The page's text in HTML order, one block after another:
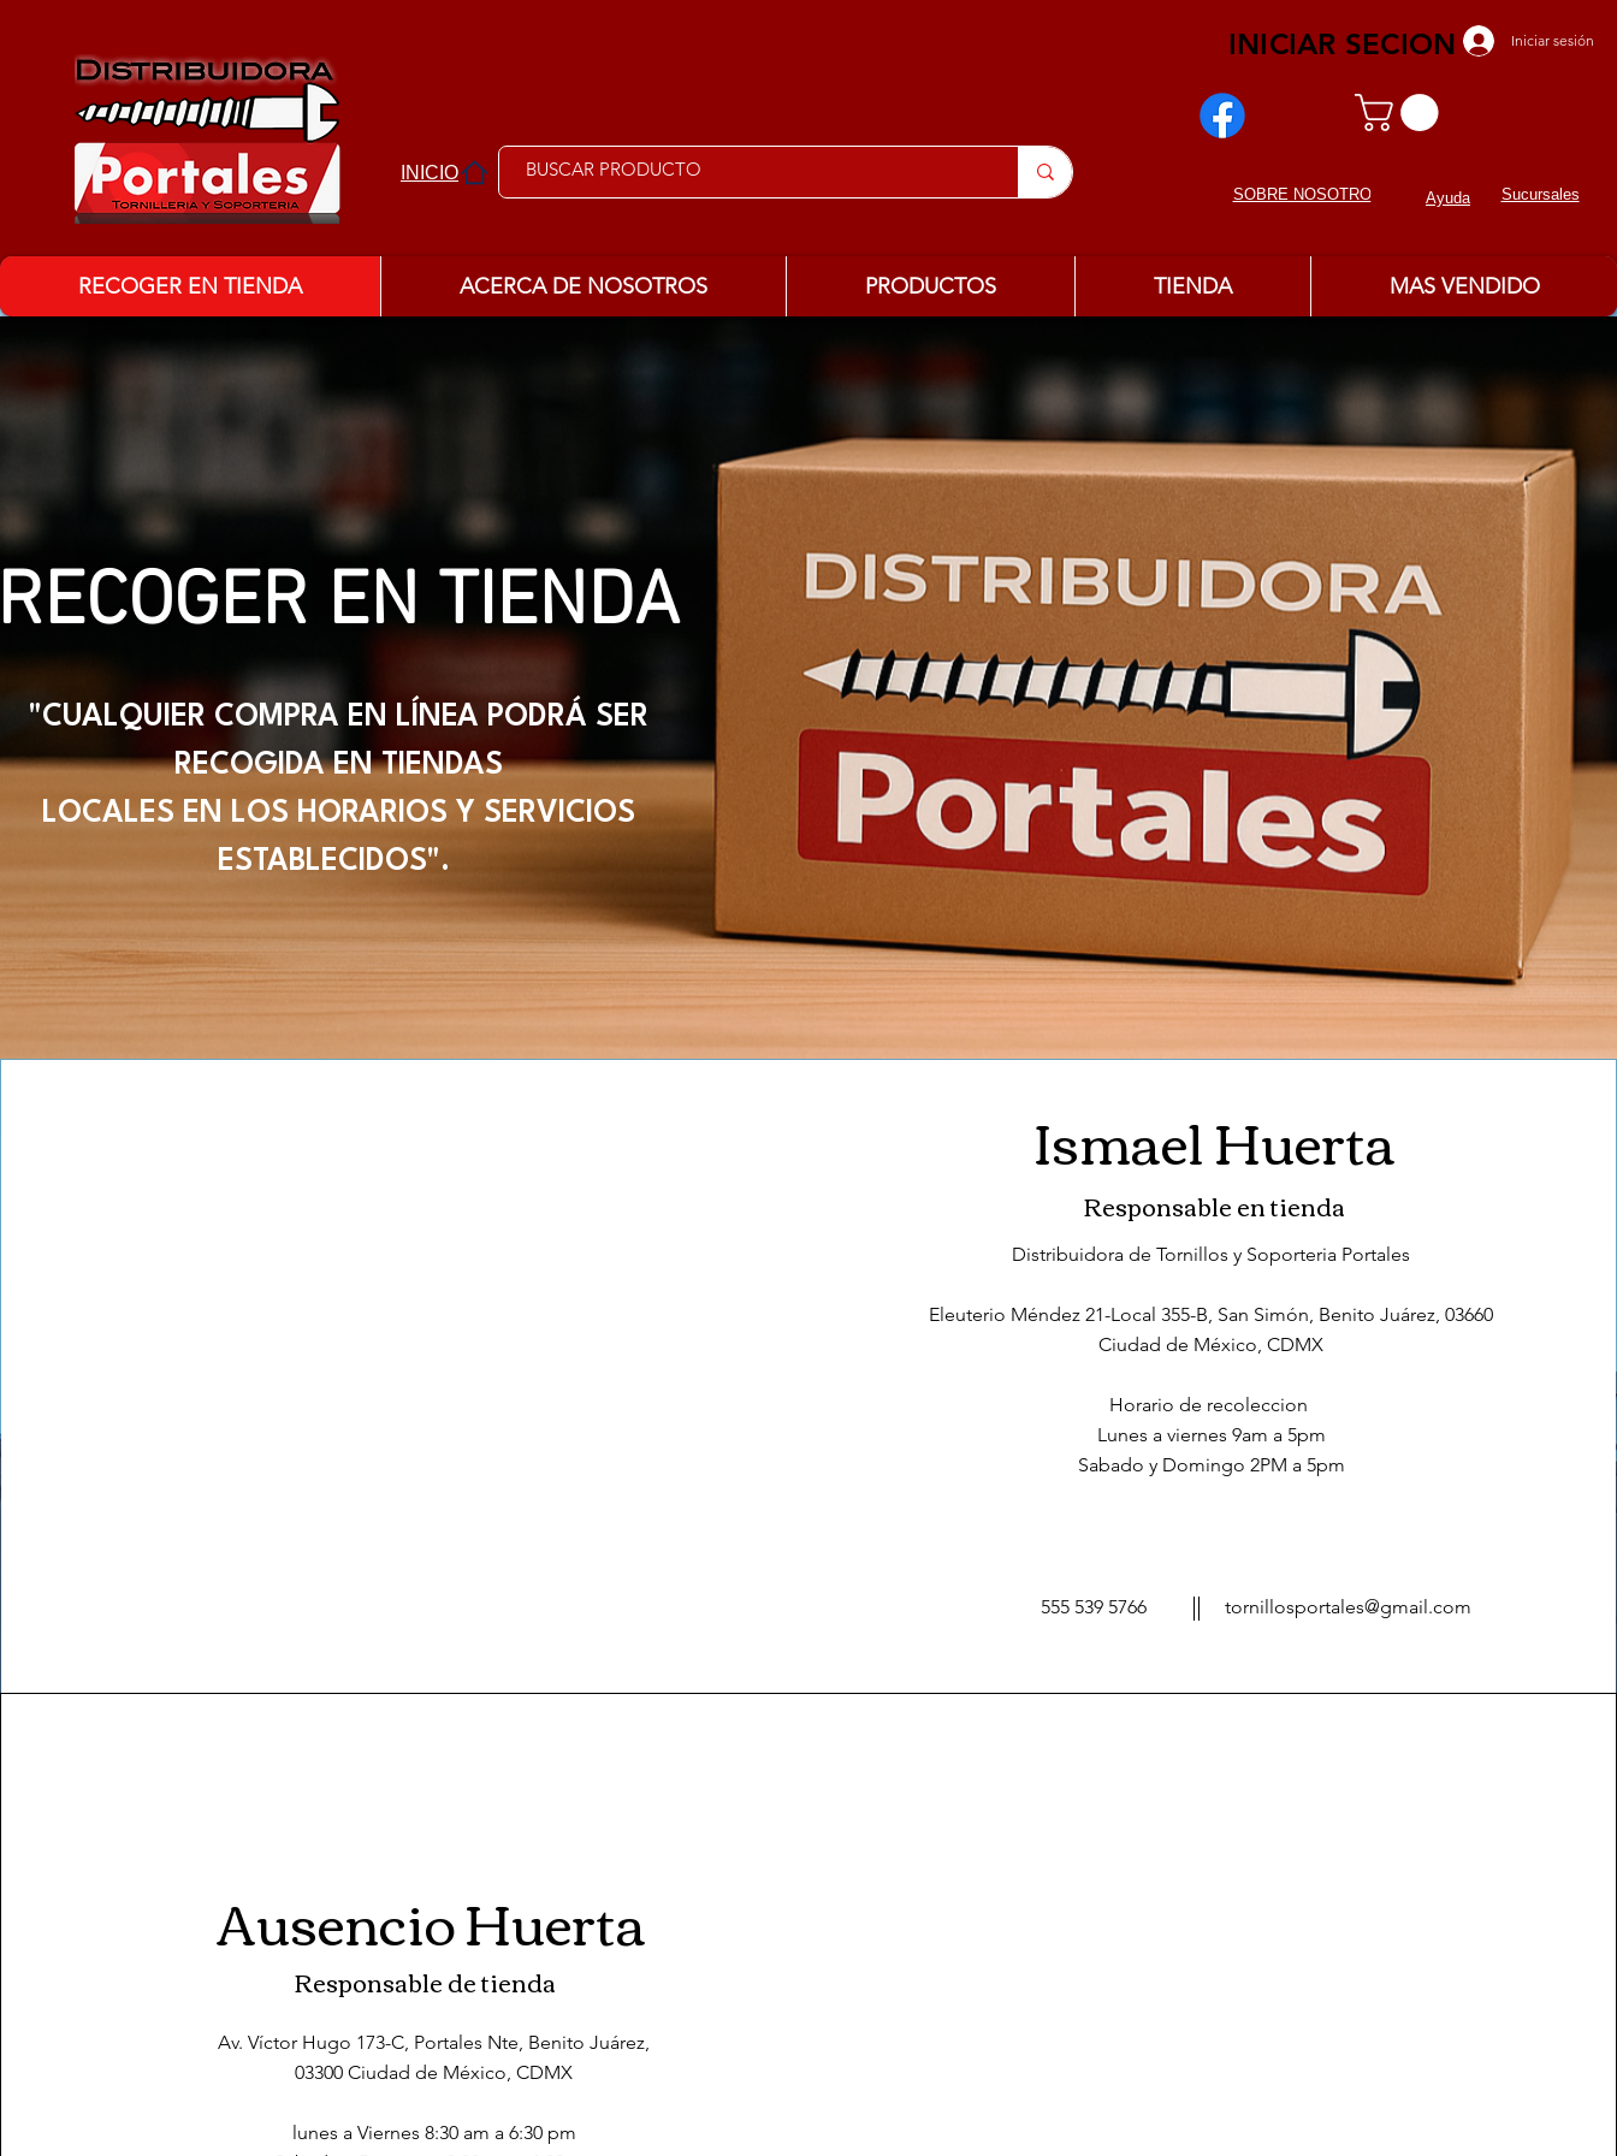
INICIO
Iniciar sesión
INICIAR SECION
SOBRE NOSOTROS Ayuda Sucursales
RECOGER EN TIENDA ACERCA DE NOSOTROS PRODUCTOS TIENDA MAS VENDIDO
EN TIENDA
"CUALQUIER COMPRA EN LÍNEA PODRÁ SER
RECOGIDA EN TIENDAS
LOCALES EN LOS HORARIOS Y SERVICIOS
ESTABLECIDOS".
Ismael Huerta
Responsable en tienda
Distribuidora de Tornillos y Soporteria Portales
Eleuterio Méndez 21-Local 355-B, San Simón, Benito Juárez, 03660
Ciudad de México, CDMX
Horario de recoleccion
Lunes a viernes 9am a 5pm
Sabado y Domingo 2PM a 5pm
555 539 5766 tornillosportales@gmail.com
Ausencio Huerta
Responsable de tienda
Av. Víctor Hugo 173-C, Portales Nte, Benito Juárez,
03300 Ciudad de México, CDMX
lunes a Viernes 8:30 am a 6:30 pm